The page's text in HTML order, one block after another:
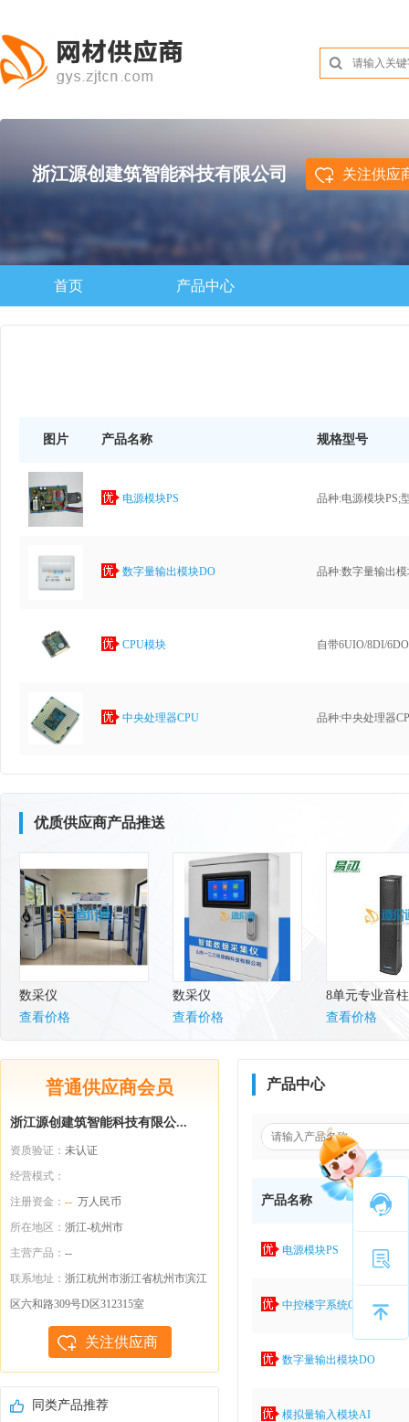
浙江源创建筑智能科技有限公司 关注供应
首页 产品中心
图片 产品名称 规格型号
电源模块PS
数字量输出模块DO
CPU模块
中央处理器CPU
优质供应商产品推送
数采仪
查看价格
数采仪
查看价格
8单元专业音
查看价格
普通供应商会员
浙江源创建筑智能科技有限公...
资质验证： 未认证
经营模式：
注册资金： -- 万人民币
所在地区： 浙江-杭州市
主营产品： --
联系地址： 浙江杭州市浙江省杭州市滨江
区六和路309号D区312315室
关注供应商
同类产品推荐
产品中心
产品名称
电源模块PS
中控楼宇系统OPO服务器软件V1.0
数字量输出模块DO
模拟量输入模块AI